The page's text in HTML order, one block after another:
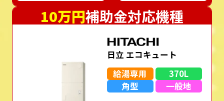
10万円補助金対応機種
日立 エコキュート
給湯専用
370L
角型
一般地